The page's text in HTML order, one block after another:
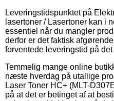
Leveringstidspunktet på
lasertoner / Lasertoner kan i
essentiel når du mangler
derfor er det faktisk
forventede leveringstid på
Temmelig mange online
næste hverdag på utallige
Laser Toner HC+ (MLT-
på at det er betinget af at